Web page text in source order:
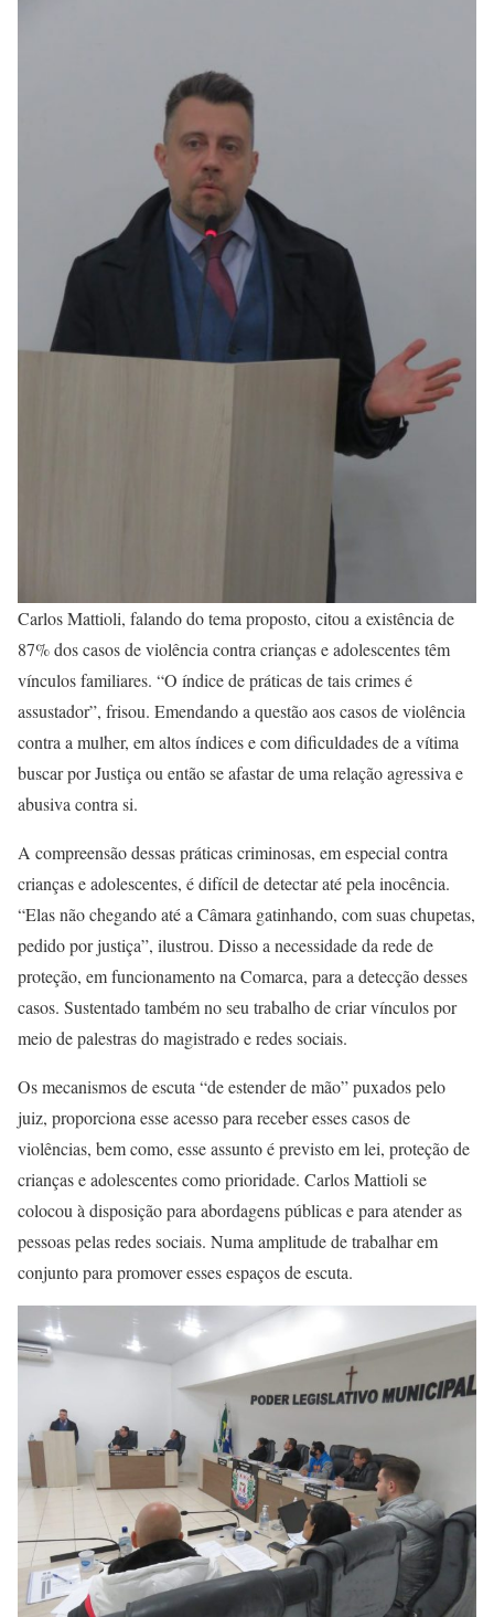
Carlos Mattioli, falando do tema proposto, citou a existência de
87% dos casos de violência contra crianças e adolescentes têm
vínculos familiares. “O índice de práticas de tais crimes é
assustador”, frisou. Emendando a questão aos casos de violência
contra a mulher, em altos índices e com dificuldades de a vítima
buscar por Justiça ou então se afastar de uma relação agressiva e
abusiva contra si.
A compreensão dessas práticas criminosas, em especial contra
crianças e adolescentes, é difícil de detectar até pela inocência.
“Elas não chegando até a Câmara gatinhando, com suas chupetas,
pedido por justiça”, ilustrou. Disso a necessidade da rede de
proteção, em funcionamento na Comarca, para a detecção desses
casos. Sustentado também no seu trabalho de criar vínculos por
meio de palestras do magistrado e redes sociais.
Os mecanismos de escuta “de estender de mão” puxados pelo
juiz, proporciona esse acesso para receber esses casos de
violências, bem como, esse assunto é previsto em lei, proteção de
crianças e adolescentes como prioridade. Carlos Mattioli se
colocou à disposição para abordagens públicas e para atender as
pessoas pelas redes sociais. Numa amplitude de trabalhar em
conjunto para promover esses espaços de escuta.